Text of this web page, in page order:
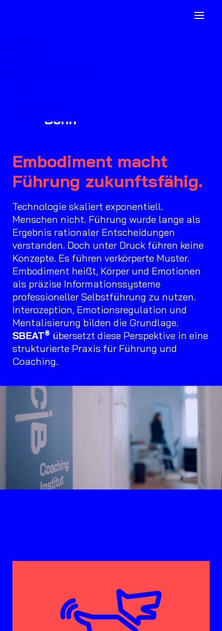
Embodiment macht
Führung zukunftsfähig.
Technologie skaliert exponentiell.
Menschen nicht. Führung wurde lange als
Ergebnis rationaler Entscheidungen
verstanden. Doch unter Druck führen keine
Konzepte. Es führen verkörperte Muster.
Embodiment heißt, Körper und Emotionen
als präzise Informationssysteme
professioneller Selbstführung zu nutzen.
Interozeption, Emotionsregulation und
Mentalisierung bilden die Grundlage.
SBEAT® übersetzt diese Perspektive in eine
strukturierte Praxis für Führung und
Coaching.